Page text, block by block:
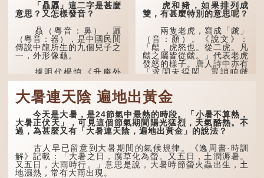
「贔屭」這二字是甚麼
意思？又怎樣發音？
贔（粵音：鼻），屭
（粵音：器），是中國民間
傳說中龍所生的九個兒子之
一，外形像龜。
據明代楊慎《升庵外
集》記載，龍生九子的次序
排列為：贔屭、螭吻、蒲
牢、狴犴、饕餮、蚣蝮、睚
眥、狻猊、椒圖（此為其中
一種說法）。
龍九子外形與能力各有
不同，其中，贔屭原形像
龜，因為能負重，多作為碑
座，有「碑下龜...
虎和豬，如果排列成
雙，有甚麼特別的意思呢？
兩隻老虎，寫成「虤」
（音：顏）。《說文》：
「虤，虎怒也。從二虎。凡
虤之屬皆從虤。」代表老虎
發怒的樣子。唐人詩中亦有
「求閑未得閑，眾誚瞋虤
虤」之句，意思是眾人的譏
諷讓人怒目而視。
兩隻豬，則為「豩」
（音：賓）。甲骨文從二
「豕」，象豬相追逐的樣
子。《同文備考》另有一說
「豩，豕亂群。」意指一
群...
大暑連天陰 遍地出黃金
今天是大暑，是24節氣中最熱的時段。「小暑不算熱，
大暑正伏天」，可見這個節氣期間陽光猛烈，天氣酷熱。不
過，為甚麼又有「大暑連天陰，遍地出黃金」的說法？
古人早已留意到大暑期間的氣候規律。《逸周書·時訓
解》記載：「大暑之日，腐草化為螢。又五日，土潤溽暑。
又五日，大雨時行。」意思是說，大暑時節螢火蟲出生，土
地濕熱，常有大雨出現。